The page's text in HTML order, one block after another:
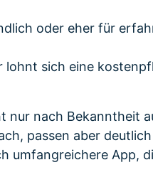
oder eher für
lohnt sich eine
nur nach Bekanntheit
passen aber
umfangreichere App,